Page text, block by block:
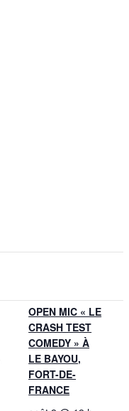
OPEN MIC « LE
CRASH TEST
COMEDY » À
LE BAYOU,
FORT-DE-
FRANCE